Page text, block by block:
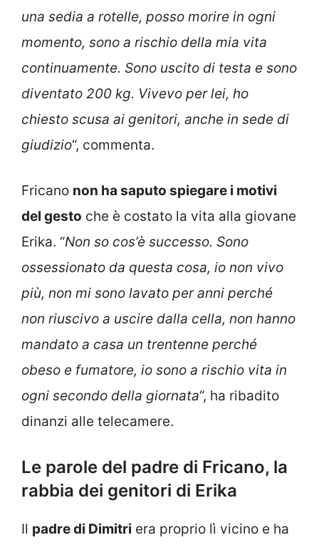
una sedia a rotelle, posso morire in ogni
momento, sono a rischio della mia vita
continuamente. Sono uscito di testa e sono
diventato 200 kg. Vivevo per lei, ho
chiesto scusa ai genitori, anche in sede di
giudizio“, commenta.
Fricano non ha saputo spiegare i motivi
del gesto che è costato la vita alla giovane
Erika. “Non so cos’è successo. Sono
ossessionato da questa cosa, io non vivo
più, non mi sono lavato per anni perché
non riuscivo a uscire dalla cella, non hanno
mandato a casa un trentenne perché
obeso e fumatore, io sono a rischio vita in
ogni secondo della giornata“, ha ribadito
dinanzi alle telecamere.
Le parole del padre di Fricano, la
rabbia dei genitori di Erika
Il padre di Dimitri era proprio lì vicino e ha